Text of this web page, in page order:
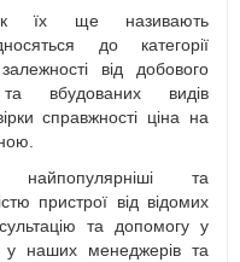
ще називають
до категорії
від добового
вбудованих видів
справжності ціна на
та
пристрої від відомих
та допомогу у
у наших менеджерів та